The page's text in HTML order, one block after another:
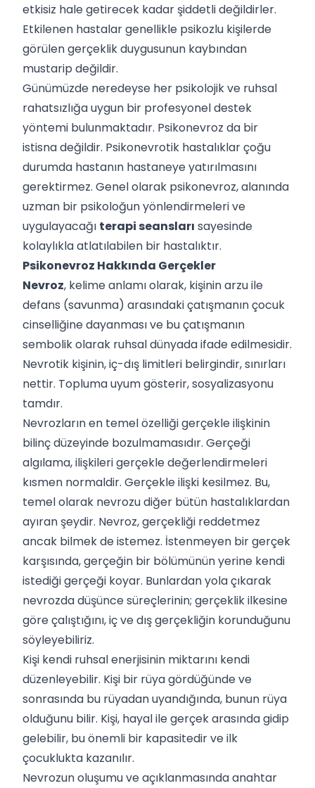
etkisiz hale getirecek kadar şiddetli değildirler.
Etkilenen hastalar genellikle psikozlu kişilerde
görülen gerçeklik duygusunun kaybından
mustarip değildir.
Günümüzde neredeyse her psikolojik ve ruhsal
rahatsızlığa uygun bir profesyonel destek
yöntemi bulunmaktadır. Psikonevroz da bir
istisna değildir. Psikonevrotik hastalıklar çoğu
durumda hastanın hastaneye yatırılmasını
gerektirmez. Genel olarak psikonevroz, alanında
uzman bir psikoloğun yönlendirmeleri ve
uygulayacağı terapi seansları sayesinde
kolaylıkla atlatılabilen bir hastalıktır.
Psikonevroz Hakkında Gerçekler
Nevroz, kelime anlamı olarak, kişinin arzu ile
defans (savunma) arasındaki çatışmanın çocuk
cinselliğine dayanması ve bu çatışmanın
sembolik olarak ruhsal dünyada ifade edilmesidir.
Nevrotik kişinin, iç-dış limitleri belirgindir, sınırları
nettir. Topluma uyum gösterir, sosyalizasyonu
tamdır.
Nevrozların en temel özelliği gerçekle ilişkinin
bilinç düzeyinde bozulmamasıdır. Gerçeği
algılama, ilişkileri gerçekle değerlendirmeleri
kısmen normaldir. Gerçekle ilişki kesilmez. Bu,
temel olarak nevrozu diğer bütün hastalıklardan
ayıran şeydir. Nevroz, gerçekliği reddetmez
ancak bilmek de istemez. İstenmeyen bir gerçek
karşısında, gerçeğin bir bölümünün yerine kendi
istediği gerçeği koyar. Bunlardan yola çıkarak
nevrozda düşünce süreçlerinin; gerçeklik ilkesine
göre çalıştığını, iç ve dış gerçekliğin korunduğunu
söyleyebiliriz.
Kişi kendi ruhsal enerjisinin miktarını kendi
düzenleyebilir. Kişi bir rüya gördüğünde ve
sonrasında bu rüyadan uyandığında, bunun rüya
olduğunu bilir. Kişi, hayal ile gerçek arasında gidip
gelebilir, bu önemli bir kapasitedir ve ilk
çocuklukta kazanılır.
Nevrozun oluşumu ve açıklanmasında anahtar